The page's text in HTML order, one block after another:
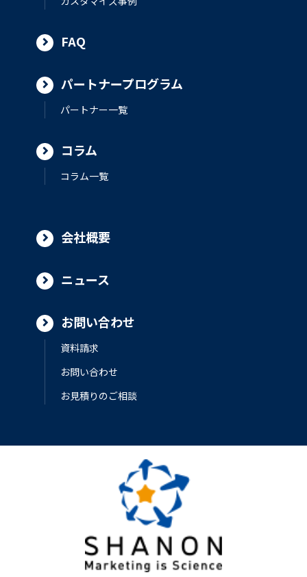
FAQ
パートナープログラム
パートナー一覧
コラム
コラム一覧
会社概要
ニュース
お問い合わせ
資料請求
お問い合わせ
お見積りのご相談